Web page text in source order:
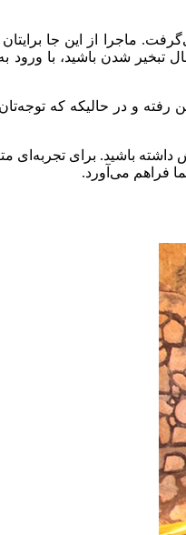
ماجرا از این جا
شدن باشید، با ورود
رفته و در حالیکه که
باشید. برای تجربه‌ای
فراهم می‌آورد.